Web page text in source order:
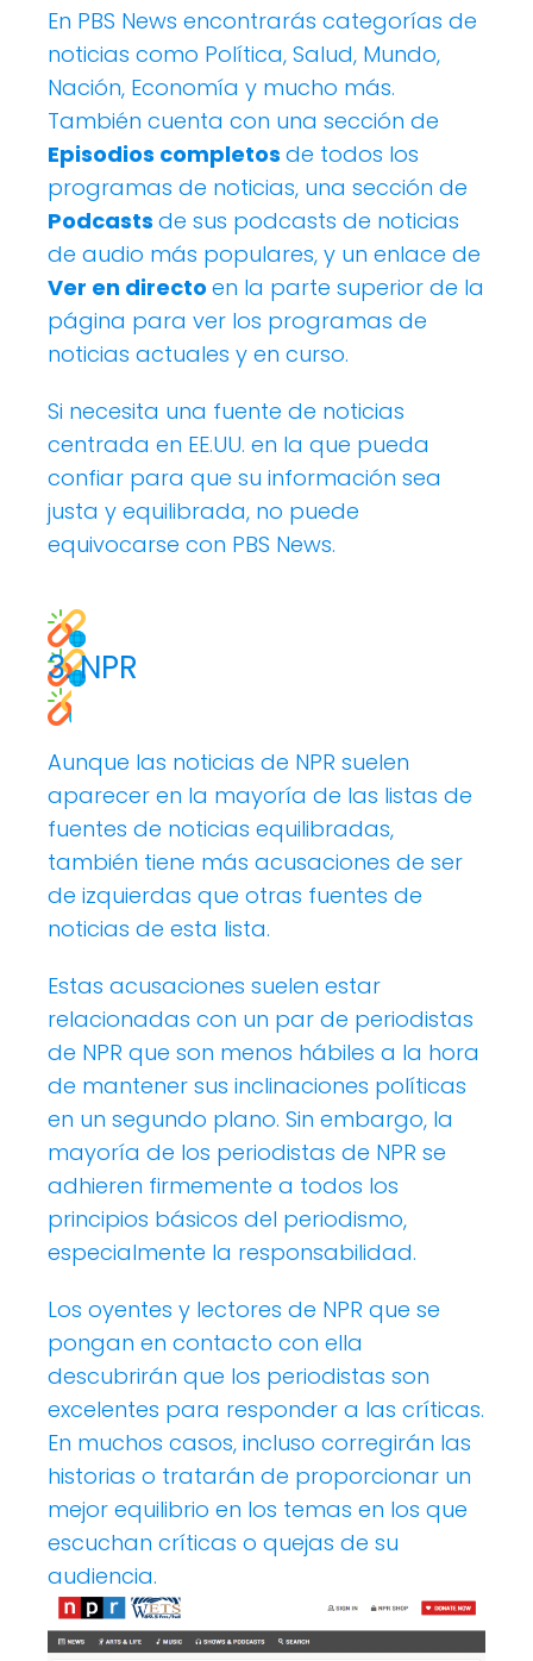
En PBS News encontrarás categorías de
noticias como Política, Salud, Mundo,
Nación, Economía y mucho más.
También cuenta con una sección de
Episodios completos de todos los
programas de noticias, una sección de
Podcasts de sus podcasts de noticias
de audio más populares, y un enlace de
Ver en directo en la parte superior de la
página para ver los programas de
noticias actuales y en curso.
Si necesita una fuente de noticias
centrada en EE.UU. en la que pueda
confiar para que su información sea
justa y equilibrada, no puede
equivocarse con PBS News.
3. NPR
Aunque las noticias de NPR suelen
aparecer en la mayoría de las listas de
fuentes de noticias equilibradas,
también tiene más acusaciones de ser
de izquierdas que otras fuentes de
noticias de esta lista.
Estas acusaciones suelen estar
relacionadas con un par de periodistas
de NPR que son menos hábiles a la hora
de mantener sus inclinaciones políticas
en un segundo plano. Sin embargo, la
mayoría de los periodistas de NPR se
adhieren firmemente a todos los
principios básicos del periodismo,
especialmente la responsabilidad.
Los oyentes y lectores de NPR que se
pongan en contacto con ella
descubrirán que los periodistas son
excelentes para responder a las críticas.
En muchos casos, incluso corregirán las
historias o tratarán de proporcionar un
mejor equilibrio en los temas en los que
escuchan críticas o quejas de su
audiencia.